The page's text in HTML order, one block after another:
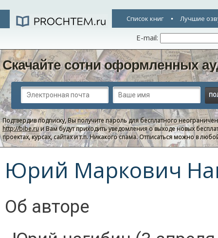
Список книг Лучшие
E-mail:
Скачайте сотни оформленных
Подтвердив подписку, Вы получите пароль для бесплатного
http://bibe.ruи Вам будут приходить уведомления о выходе новых
проектах, курсах, сайтах и т.п. Никакого спама. Отписаться можно в
Юрий Маркович
Об авторе